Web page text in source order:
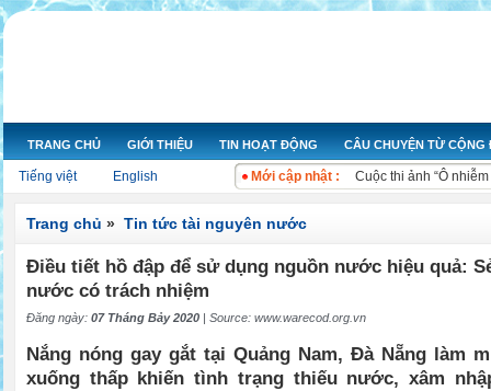
TRANG CHỦ GIỚI THIỆU TIN HOẠT ĐỘNG CÂU CHUYỆN TỪ CỘNG
Tiếng việt English Mới cập nhật :
Ngày nước thế giới
Cuộc thi ảnh “Ô
Bộ trưởng Kế hoạch
Trang chủ » Tin tức tài nguyên nước
Điều tiết hồ đập để sử dụng nguồn nước hiệu quả:
nước có trách nhiệm
Đăng ngày: 07 Tháng Bảy 2020 | Source: www.warecod.org.vn
Nắng nóng gay gắt tại Quảng Nam, Đà Nẵng làm
xuống thấp khiến tình trạng thiếu nước, xâm